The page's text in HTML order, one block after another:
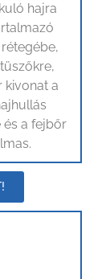
hajra
kivonat a
és a fejbőr